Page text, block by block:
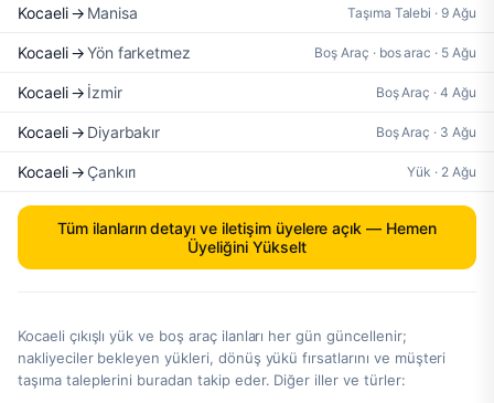
Kocaeli→ Manisa Taşıma Talebi · 9 Ağu
Kocaeli→Yön farketmez Boş Araç · bos arac · 5 Ağu
Kocaeli→ İzmir Boş Araç · 4 Ağu
Kocaeli→ Diyarbakır Boş Araç · 3 Ağu
Kocaeli→ Çankırı Yük · 2 Ağu
Tüm ilanların detayı ve iletişim üyelere açık — Hemen
Üyeliğini Yükselt
Kocaeli çıkışlı yük ve boş araç ilanları her gün güncellenir;
nakliyeciler bekleyen yükleri, dönüş yükü fırsatlarını ve müşteri
taşıma taleplerini buradan takip eder. Diğer iller ve türler: